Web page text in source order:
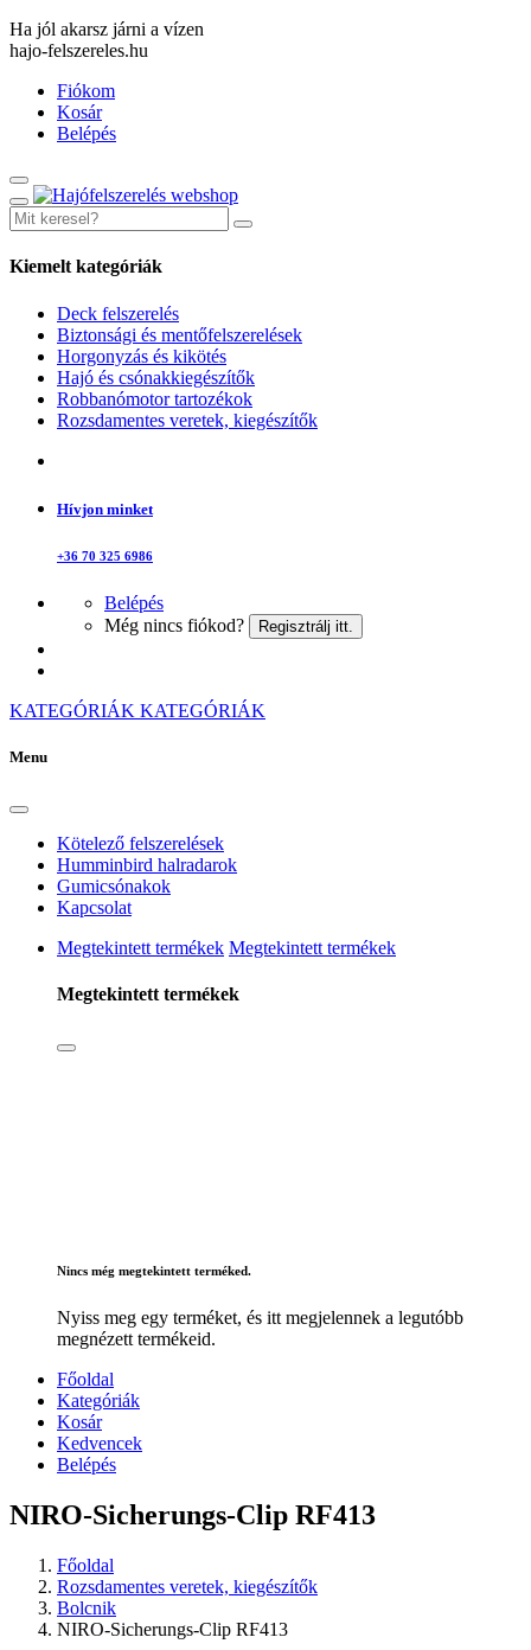
Ha jól akarsz járni a vízen
hajo-felszereles.hu
Fiókom
Kosár
Belépés
Kiemelt kategóriák
Deck felszerelés
Biztonsági és mentőfelszerelések
Horgonyzás és kikötés
Hajó és csónakkiegészítők
Robbanómotor tartozékok
Rozsdamentes veretek, kiegészítők
Hívjon minket
+36 70 325 6986
Belépés
Még nincs fiókod?
Regisztrálj itt.
KATEGÓRIÁK KATEGÓRIÁK
Menu
Kötelező felszerelések
Humminbird halradarok
Gumicsónakok
Kapcsolat
Megtekintett termékek Megtekintett termékek
Megtekintett termékek
Nincs még megtekintett terméked.
Nyiss meg egy terméket, és itt megjelennek a legutóbb
megnézett termékeid.
Főoldal
Kategóriák
Kosár
Kedvencek
Belépés
NIRO-Sicherungs-Clip RF413
Főoldal
Rozsdamentes veretek, kiegészítők
Bolcnik
NIRO-Sicherungs-Clip RF413